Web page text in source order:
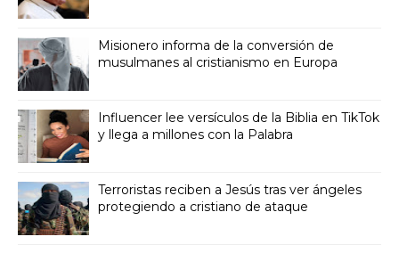
Misionero informa de la conversión de
musulmanes al cristianismo en Europa
Influencer lee versículos de la Biblia en TikTok
y llega a millones con la Palabra
Terroristas reciben a Jesús tras ver ángeles
protegiendo a cristiano de ataque